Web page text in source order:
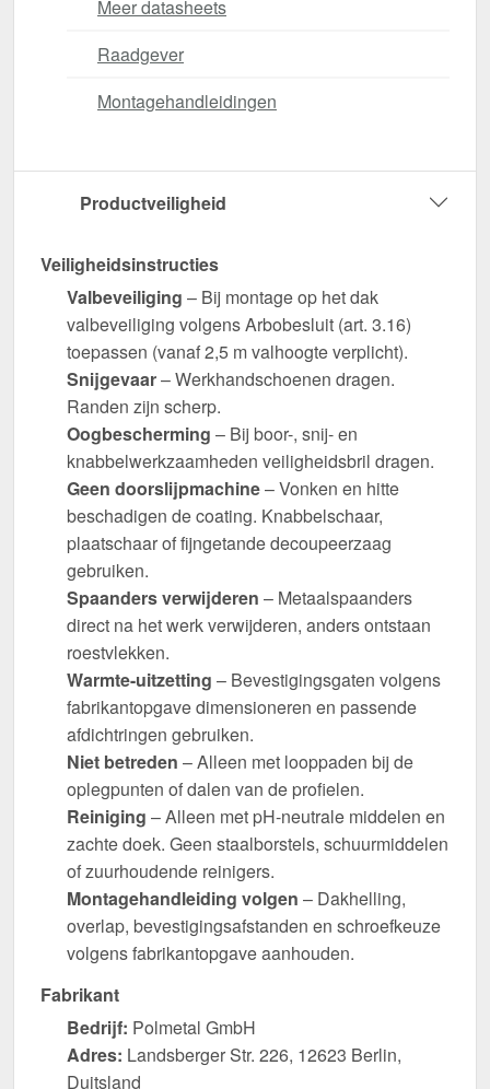
Meer datasheets
Raadgever
Montagehandleidingen
Productveiligheid
Veiligheidsinstructies
Valbeveiliging – Bij montage op het dak
valbeveiliging volgens Arbobesluit (art. 3.16)
toepassen (vanaf 2,5 m valhoogte verplicht).
Snijgevaar– Werkhandschoenen dragen.
Randen zijn scherp.
Oogbescherming – Bij boor-, snij- en
knabbelwerkzaamheden veiligheidsbril dragen.
Geen doorslijpmachine– Vonken en hitte
beschadigen de coating. Knabbelschaar,
plaatschaar of fijngetande decoupeerzaag
gebruiken.
Spaanders verwijderen – Metaalspaanders
direct na het werk verwijderen, anders ontstaan
roestvlekken.
Warmte-uitzetting – Bevestigingsgaten volgens
fabrikantopgave dimensioneren en passende
afdichtringen gebruiken.
Niet betreden – Alleen met looppaden bij de
oplegpunten of dalen van de profielen.
Reiniging – Alleen met pH-neutrale middelen en
zachte doek. Geen staalborstels, schuurmiddelen
of zuurhoudende reinigers.
Montagehandleiding volgen – Dakhelling,
overlap, bevestigingsafstanden en schroefkeuze
volgens fabrikantopgave aanhouden.
Fabrikant
Bedrijf: Polmetal GmbH
Adres: Landsberger Str. 226, 12623 Berlin,
Duitsland